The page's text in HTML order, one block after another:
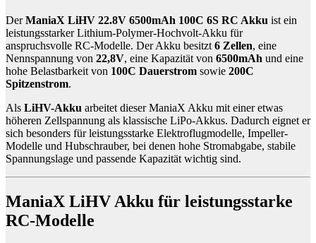
DerManiaX LiHV 22.8V 6500mAh 100C 6S RC Akku ist ein
leistungsstarker Lithium-Polymer-Hochvolt-Akku für
anspruchsvolle RC-Modelle. Der Akku besitzt 6 Zellen, eine
Nennspannung von 22,8V, eine Kapazität von 6500mAh und eine
hohe Belastbarkeit von 100C Dauerstrom sowie 200C
Spitzenstrom.
Als LiHV-Akku arbeitet dieser ManiaX Akku mit einer etwas
höheren Zellspannung als klassische LiPo-Akkus. Dadurch eignet er
sich besonders für leistungsstarke Elektroflugmodelle, Impeller-
Modelle und Hubschrauber, bei denen hohe Stromabgabe, stabile
Spannungslage und passende Kapazität wichtig sind.
ManiaX LiHV Akku für leistungsstarke
RC-Modelle